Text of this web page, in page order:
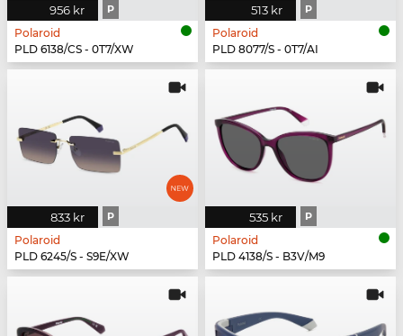
956 kr P
Polaroid
PLD 6138/CS - 0T7/XW
513 kr P
Polaroid
PLD 8077/S - 0T7/AI
833 kr P
Polaroid
PLD 6245/S - S9E/XW
535 kr P
Polaroid
PLD 4138/S - B3V/M9